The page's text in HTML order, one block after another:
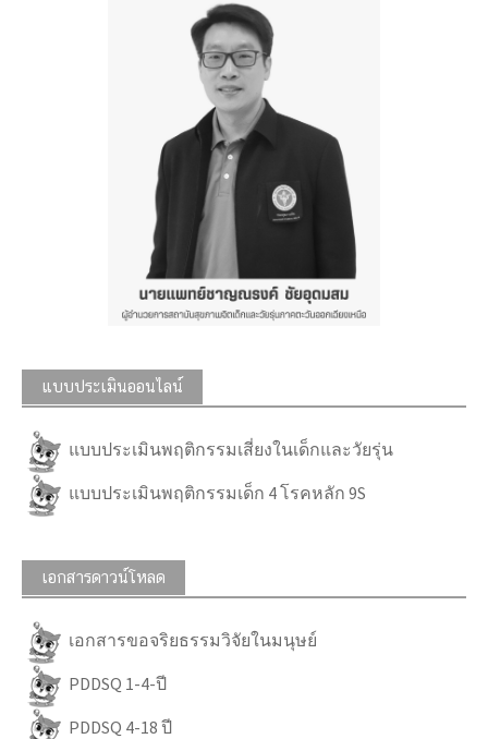
แบบประเมินออนไลน์
แบบประเมินพฤติกรรมเสี่ยงในเด็กและวัยรุ่น
แบบประเมินพฤติกรรมเด็ก 4 โรคหลัก 9S
เอกสารดาวน์โหลด
เอกสารขอจริยธรรมวิจัยในมนุษย์
PDDSQ 1-4-ปี
PDDSQ 4-18 ปี